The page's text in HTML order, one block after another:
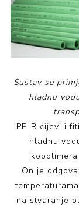
Sustav se
hladnu
PP-R cijevi i
hladnu
On je
na stvaranje